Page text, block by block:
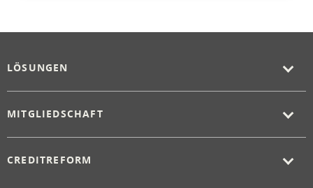
LÖSUNGEN
MITGLIEDSCHAFT
CREDITREFORM